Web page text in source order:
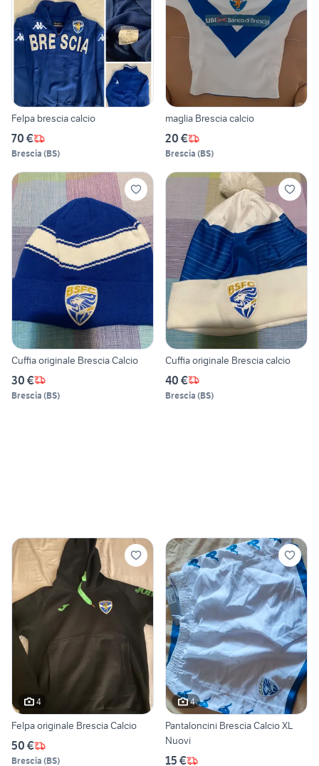
Felpa brescia calcio
70 €
Brescia (BS)
maglia Brescia calcio
20 €
Brescia (BS)
Cuffia originale Brescia Calcio
30 €
Brescia (BS)
Cuffia originale Brescia calcio
40 €
Brescia (BS)
4
Felpa originale Brescia Calcio
50 €
Brescia (BS)
4
Pantaloncini Brescia Calcio XL
Nuovi
15 €